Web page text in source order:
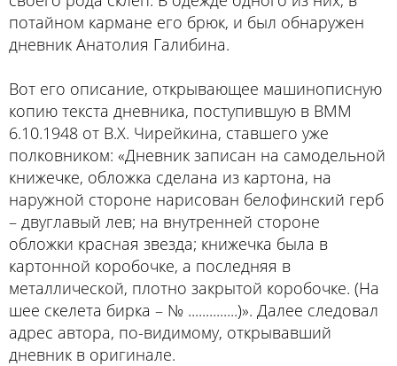
потайном кармане его брюк, и был обнаружен
дневник Анатолия Галибина.
Вот его описание, открывающее машинописную
копию текста дневника, поступившую в ВММ
6.10.1948 от В.Х. Чирейкина, ставшего уже
полковником: «Дневник записан на самодельной
книжечке, обложка сделана из картона, на
наружной стороне нарисован белофинский герб
– двуглавый лев; на внутренней стороне
обложки красная звезда; книжечка была в
картонной коробочке, а последняя в
металлической, плотно закрытой коробочке. (На
шее скелета бирка – № ..............)». Далее следовал
адрес автора, по-видимому, открывавший
дневник в оригинале.